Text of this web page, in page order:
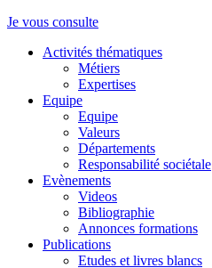
Je vous consulte
Activités thématiques
Métiers
Expertises
Equipe
Equipe
Valeurs
Départements
Responsabilité sociétale
Evènements
Videos
Bibliographie
Annonces formations
Publications
Etudes et livres blancs